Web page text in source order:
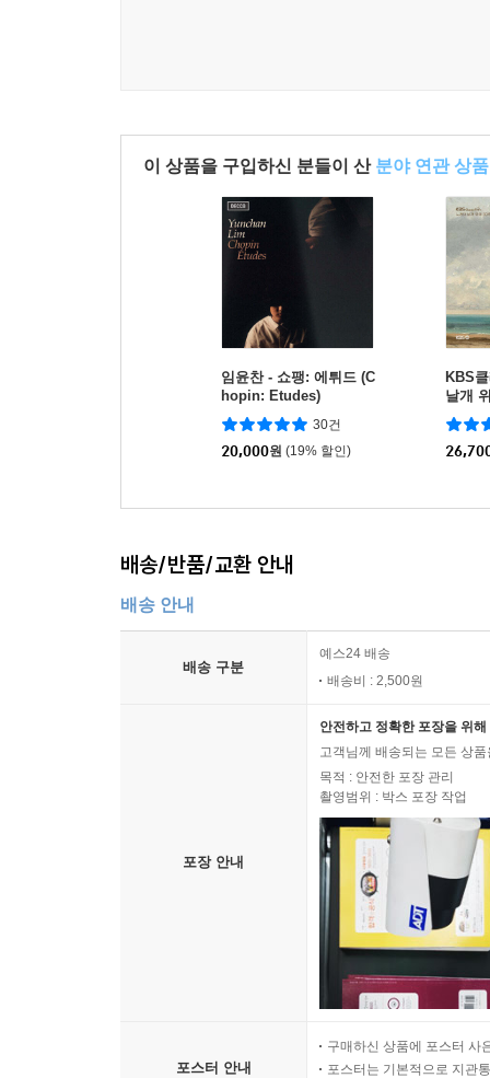
이 상품을 구입하신 분들이 산 분야 연관 상품
임윤찬 - 쇼팽: 에튀드 (C
hopin: Etudes)
30건
20,000원 (19% 할인)
KBS
날개
음반
마음
배송/반품/교환 안내
배송 안내
배송 구분
예스24 배송
배송비 : 2,500원
포장 안내
안전하고 정확한 포장을 위
고객님께 배송되는 모든 상
목적 : 안전한 포장 관리
촬영범위 : 박스 포장 작업
포스터 안내
구매하신 상품에 포스터 사
포스터는 기본적으로 지관